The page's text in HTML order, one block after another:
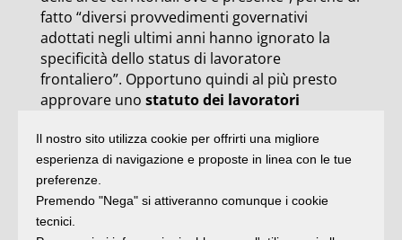
fatto “diversi provvedimenti governativi
adottati negli ultimi anni hanno ignorato la
specificità dello status di lavoratore
frontaliero”. Opportuno quindi al più presto
approvare uno statuto dei lavoratori
doveri chiari legati a questa peculiare
condizione di lavoro e dia soluzione ai
problemi in essere, generati principalmente
dalla mancanza di una regolamentazione
specifica. “Il Csir, infine, chiede che si attivi il
Il nostro sito utilizza cookie per offrirti una migliore
esperienza di navigazione e proposte in linea con le tue
preferenze.
Premendo "Nega" si attiveranno comunque i cookie
tecnici.